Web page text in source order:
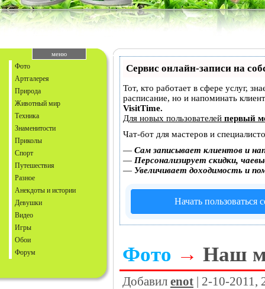
меню
Фото
Артгалерея
Природа
Животный мир
Техника
Знаменитости
Приколы
Спорт
Путешествия
Разное
Анекдоты и истории
Девушки
Видео
Игры
Обои
Форум
Сервис онлайн-записи на
Тот, кто работает в сфере услуг,
расписание, но и напоминать
VisitTime.
Для новых пользователей первый
Чат-бот для мастеров и
— Сам записывает клиентов и
— Персонализирует скидки,
— Увеличивает доходимость и
Начать пользоваться
Фото → Наш
Добавил enot | 2-10-